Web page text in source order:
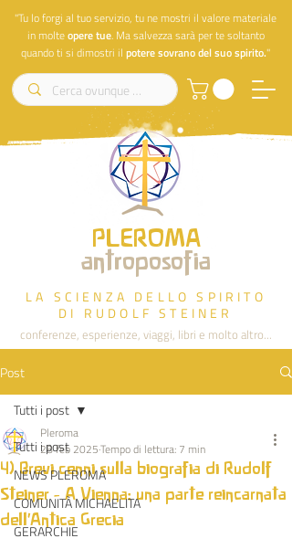
"Tu lo forgi al tuo servizio, tu ne mostri il valore materiale
in molteoperetue. Ma salvezza sarà per te soltanto
quando ti si dimostri il potere sovrano del suo spirito."
PLEROMA
antroposofia
LA SCIENZA DELLO SPIRITO
DI RUDOLF STEINER
conferenze, esperienze, viaggi, libri e molto altro...
Post
Tutti i post
NEWS PLEROMA
COMUNITÀ MICHAELITA
GERARCHIE
Tutti i post
4) Brevi cenni sulla biografia di Rudolf
Steiner - A Vienna: una parte reincarnata
dell'Antica Grecia
Pleroma
28 feb 2025Tempo di lettura: 7 min